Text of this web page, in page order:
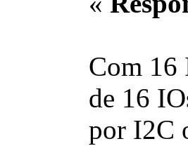
Com 16
de 16
por I2C